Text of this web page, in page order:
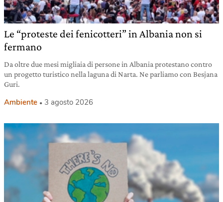
Le “proteste dei fenicotteri” in Albania non si
fermano
Da oltre due mesi migliaia di persone in Albania protestano contro
un progetto turistico nella laguna di Narta. Ne parliamo con Besjana
Guri.
Ambiente 3 agosto 2026